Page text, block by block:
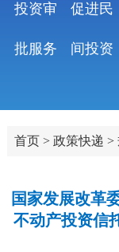
投资审
批服务
促进民
间投资
首页> 政策快递 >
国家发展改革
不动产投资信